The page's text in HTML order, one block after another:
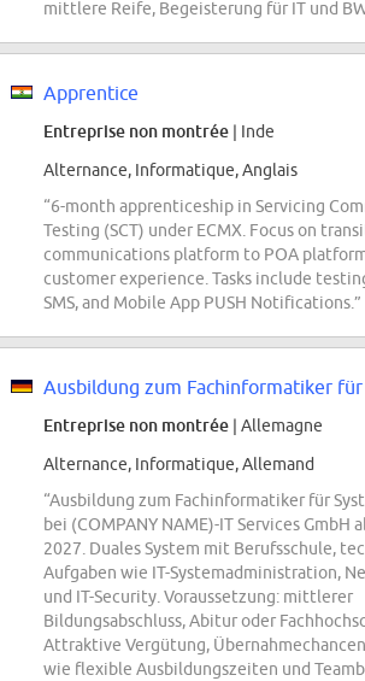
mittlere Reife, Begeisterung für IT und
Apprentice
Entreprise non montrée | Inde
Alternance, Informatique, Anglais
“6-month apprenticeship in Servicing
Testing (SCT) under ECMX. Focus on
communications platform to POA
customer experience. Tasks include
SMS, and Mobile App PUSH Notifications.”
Entreprise non montrée | Allemagne
Alternance, Informatique, Allemand
“Ausbildung zum Fachinformatiker für
bei (COMPANY NAME)-IT Services GmbH
2027. Duales System mit Berufsschule,
Aufgaben wie IT-Systemadministration,
und IT-Security. Voraussetzung: mittlerer
Bildungsabschluss, Abitur oder
Attraktive Vergütung,
wie flexible Ausbildungszeiten und